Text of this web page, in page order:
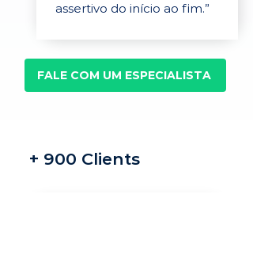
assertivo do início ao fim.”
FALE COM UM ESPECIALISTA
+ 900 Clients